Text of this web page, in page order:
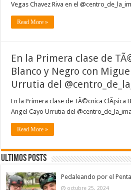
Vegas Chavez Riva en el
Read More »
En la Primera clase de
Blanco y Negro con
Urrutia del
En la Primera clase de TÃ©cnica ClÃ¡sica
Angel Cayo Urrutia del
Read More »
Ultimos Posts
Pedaleando por el
octubre 25, 2024